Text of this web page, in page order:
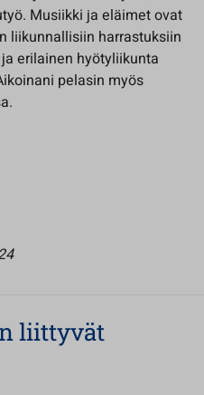
Musiikki ja eläimet ovat
liikunnallisiin harrastuksiin
erilainen hyötyliikunta
pelasin myös
liittyvät